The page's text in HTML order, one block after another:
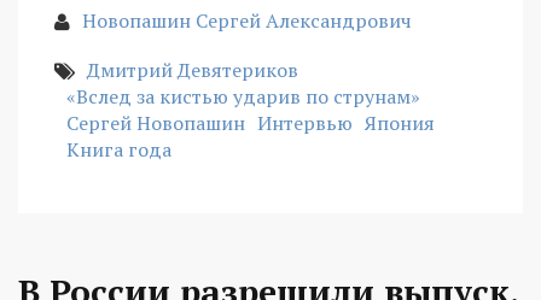
Новопашин Сергей Александрович
Дмитрий Девятериков
«Вслед за кистью ударив по струнам»
Сергей Новопашин Интервью Япония
Книга года
В России разрешили выпуск,